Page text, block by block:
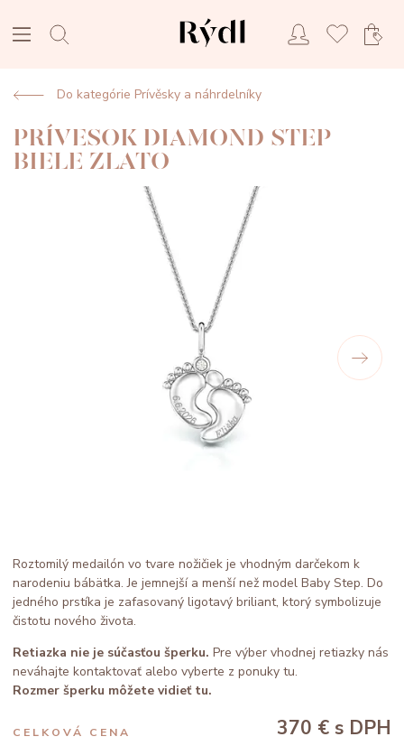
Do kategórie Prívěsky a náhrdelníky
PRÍVESOK DIAMOND STEP
BIELE ZLATO
Roztomilý medailón vo tvare nožičiek je vhodným darčekom k
narodeniu bábätka. Je jemnejší a menší než model Baby Step. Do
jedného prstíka je zafasovaný ligotavý briliant, ktorý symbolizuje
čistotu nového života.
Retiazka nie je súčasťou šperku. Pre výber vhodnej retiazky nás
neváhajte kontaktovať alebo vyberte z ponuky tu.
Rozmer šperku môžete vidieť tu.
CELKOVÁ CENA 370 € s DPH